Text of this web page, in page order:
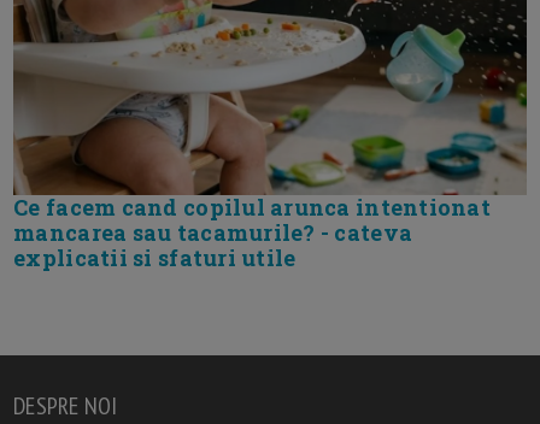
Ce facem cand copilul arunca intentionat
mancarea sau tacamurile? - cateva
explicatii si sfaturi utile
DESPRE NOI